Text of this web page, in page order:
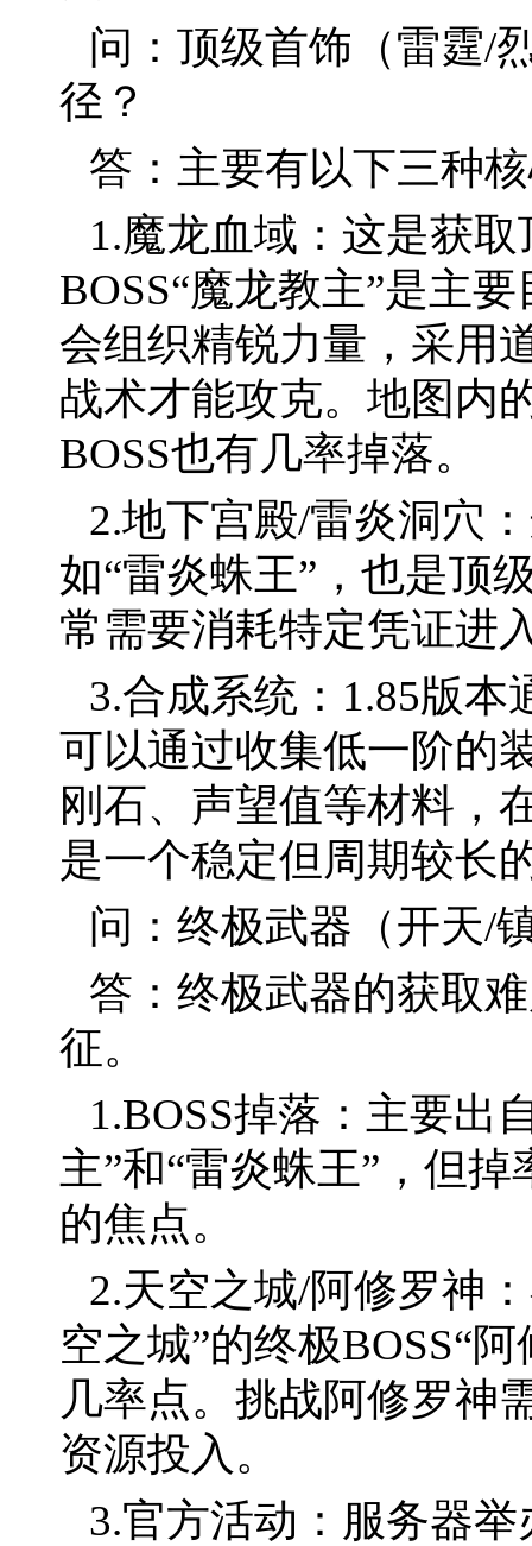
问：顶级首饰（雷霆/
径？
答：主要有以下三种
1.魔龙血域：这是获
BOSS“魔龙教主”是主
会组织精锐力量，采用
战术才能攻克。地图内
BOSS也有几率掉落。
2.地下宫殿/雷炎洞穴
如“雷炎蛛王”，也是顶
常需要消耗特定凭证进
3.合成系统：1.85版
可以通过收集低一阶的
刚石、声望值等材料，
是一个稳定但周期较长
问：终极武器（开天/
答：终极武器的获取
征。
1.BOSS掉落：主要出
主”和“雷炎蛛王”，但
的焦点。
2.天空之城/阿修罗神
空之城”的终极BOSS“
几率点。挑战阿修罗神
资源投入。
3.官方活动：服务器